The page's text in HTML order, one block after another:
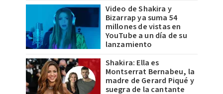
Video de Shakira y
Bizarrap ya suma 54
millones de vistas en
YouTube a un día de su
lanzamiento
Shakira: Ella es
Montserrat Bernabeu, la
madre de Gerard Piqué y
suegra de la cantante